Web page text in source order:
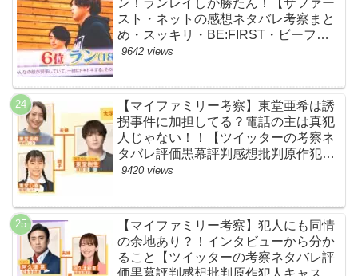
スト・ネットの感想ネタバレ考察まと
め・スッキリ・BE:FIRST・ビーファ
ースト】
9642 views
【マイファミリー考察】東堂亜希は誘
拐事件に加担してる？電話の主は真犯
人じゃない！！【ツイッターの考察ネ
タバレ評価黒幕評判感想批判原作犯人
キャスト脚本あらすじ伏線まとめ】
9420 views
【マイファミリー考察】犯人にも同情
の余地あり？！インタビューから分か
ること【ツイッターの考察ネタバレ評
価黒幕評判感想批判原作犯人キャスト